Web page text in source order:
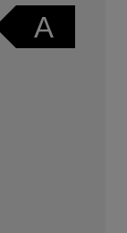
A